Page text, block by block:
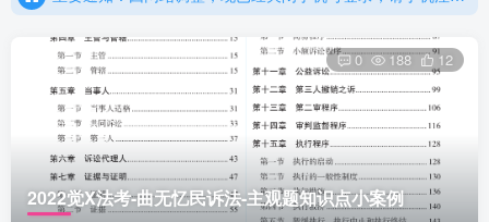
2022觉X法考-曲无忆民诉法-主观题知识点小案例
0 188 12